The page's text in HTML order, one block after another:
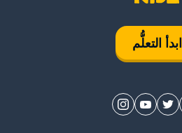
ابدأ التعلُّم